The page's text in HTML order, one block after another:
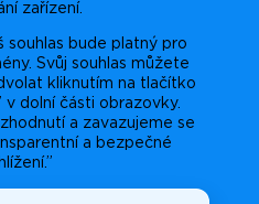
zařízení.
souhlas bude platný pro
Svůj souhlas můžete
kliknutím na tlačítko
v dolní části obrazovky.
a zavazujeme se
a bezpečné